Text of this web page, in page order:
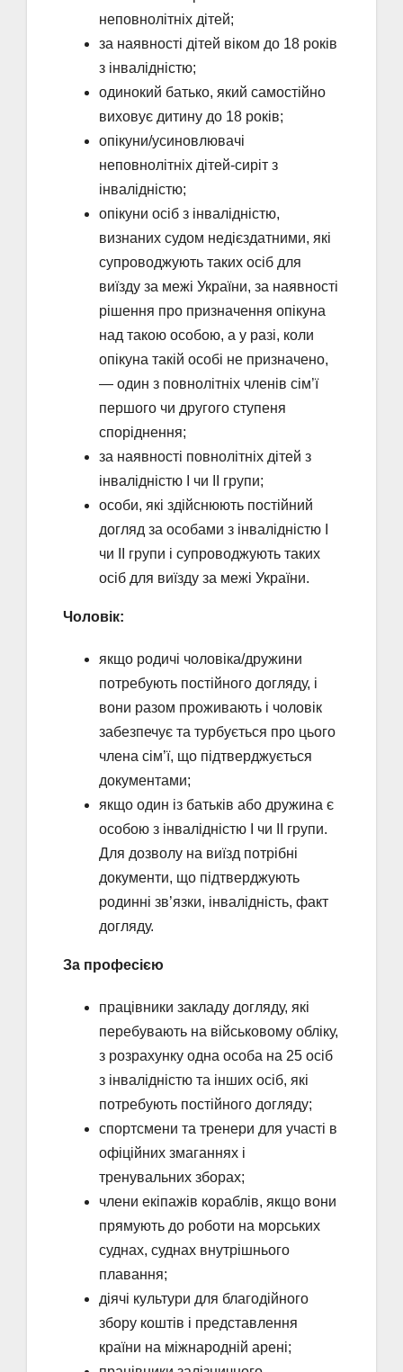
неповнолітніх дітей;
за наявності дітей віком до 18 років
з інвалідністю;
одинокий батько, який самостійно
виховує дитину до 18 років;
опікуни/усиновлювачі
неповнолітніх дітей-сиріт з
інвалідністю;
опікуни осіб з інвалідністю,
визнаних судом недієздатними, які
супроводжують таких осіб для
виїзду за межі України, за наявності
рішення про призначення опікуна
над такою особою, а у разі, коли
опікуна такій особі не призначено,
― один з повнолітніх членів сім’ї
першого чи другого ступеня
споріднення;
за наявності повнолітніх дітей з
інвалідністю І чи ІІ групи;
особи, які здійснюють постійний
догляд за особами з інвалідністю I
чи II групи і супроводжують таких
осіб для виїзду за межі України.
Чоловік:
якщо родичі чоловіка/дружини
потребують постійного догляду, і
вони разом проживають і чоловік
забезпечує та турбується про цього
члена сім’ї, що підтверджується
документами;
якщо один із батьків або дружина є
особою з інвалідністю І чи ІІ групи.
Для дозволу на виїзд потрібні
документи, що підтверджують
родинні зв’язки, інвалідність, факт
догляду.
За професією
працівники закладу догляду, які
перебувають на військовому обліку,
з розрахунку одна особа на 25 осіб
з інвалідністю та інших осіб, які
потребують постійного догляду;
спортсмени та тренери для участі в
офіційних змаганнях і
тренувальних зборах;
члени екіпажів кораблів, якщо вони
прямують до роботи на морських
суднах, суднах внутрішнього
плавання;
діячі культури для благодійного
збору коштів і представлення
країни на міжнародній арені;